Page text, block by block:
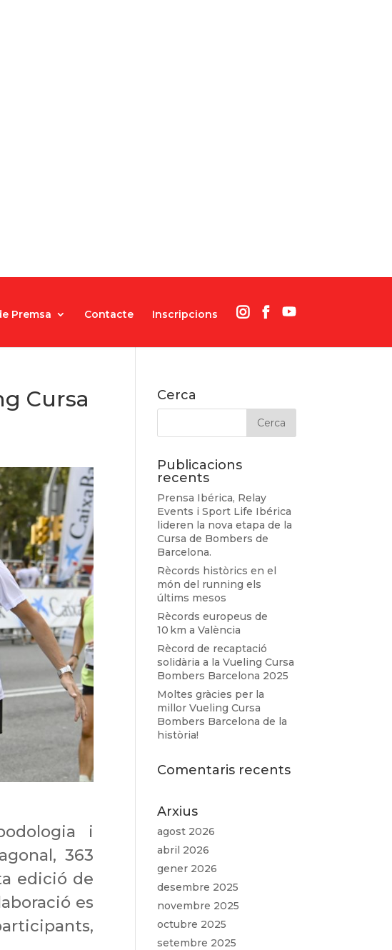
Premsa Contacte Inscripcions
Cursa
i
363
edició de
es
Cerca
Publicacions
recents
Prensa Ibérica, Relay
Events i Sport Life Ibérica
lideren la nova etapa de la
Cursa de Bombers de
Barcelona.
Rècords històrics en el
món del running els
últims mesos
Rècords europeus de
10 km a València
Rècord de recaptació
solidària a la Vueling Cursa
Bombers Barcelona 2025
Moltes gràcies per la
millor Vueling Cursa
Bombers Barcelona de la
història!
Comentaris recents
Arxius
agost 2026
abril 2026
gener 2026
desembre 2025
novembre 2025
octubre 2025
setembre 2025